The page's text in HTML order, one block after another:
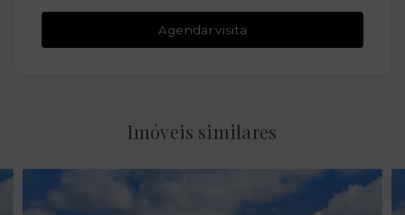
Agendar visita
Imóveis similares